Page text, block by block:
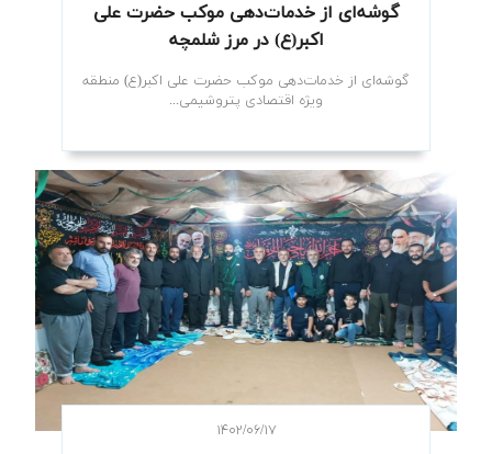
گوشه‌ای از خدمات‌دهی موکب حضرت علی
اکبر(ع) در مرز شلمچه
گوشه‌ای از خدمات‌دهی موکب حضرت علی اکبر(ع) منطقه
ویژه اقتصادی پتروشیمی...
۱۴۰۲/۰۶/۱۷